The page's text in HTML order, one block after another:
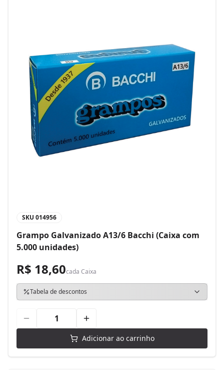
SKU 014956
Grampo Galvanizado A13/6 Bacchi (Caixa com
5.000 unidades)
R$ 18,60cada Caixa
Tabela de descontos
Adicionar ao carrinho